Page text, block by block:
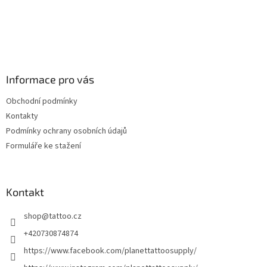
Informace pro vás
Obchodní podmínky
Kontakty
Podmínky ochrany osobních údajů
Formuláře ke stažení
Kontakt
shop@tattoo.cz
+420730874874
https://www.facebook.com/planettattoosupply/